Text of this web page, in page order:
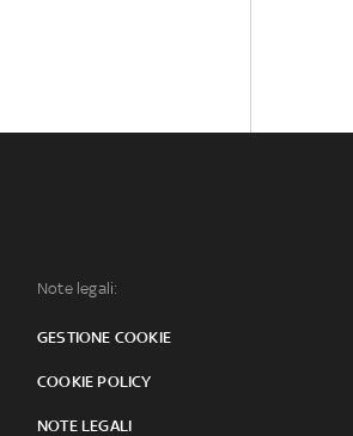
Note legali:
GESTIONE COOKIE
COOKIE POLICY
NOTE LEGALI